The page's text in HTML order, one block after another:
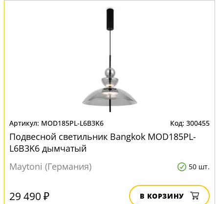
MOD185PL-L6B3K6 300455
Подвесной светильник Bangkok MOD185PL-
L6B3K6 дымчатый
Maytoni (Германия)
50 шт.
29 490 ₽ В КОРЗИНУ